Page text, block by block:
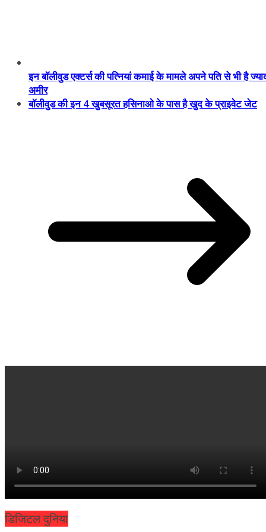
इन बॉलीवुड एक्टर्स की पत्नियां कमाई के मामले अपने पति से भी है
अमीर
बॉलीवुड की इन 4 खुबसूरत हसिनाओ के पास है खुद के प्राइवेट जेट
डिजिटल दुनिया